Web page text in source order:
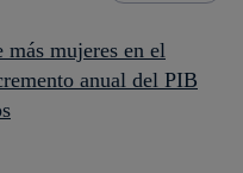
mujeres en el
anual del PIB